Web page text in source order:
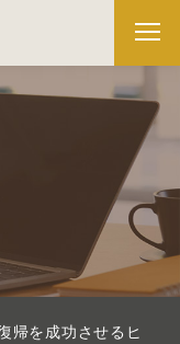
帰を成功させるヒ